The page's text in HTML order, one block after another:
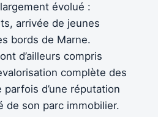
évolué :
arrivée de jeunes
bords de Marne.
d’ailleurs compris
complète des
parfois d’une réputation
de son parc immobilier.